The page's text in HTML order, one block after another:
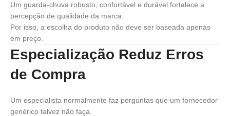
Um guarda-chuva robusto, confortável e durável fortalece a
percepção de qualidade da marca.
Por isso, a escolha do produto não deve ser baseada apenas
em preço.
Especialização Reduz Erros
de Compra
Um especialista normalmente faz perguntas que um fornecedor
genérico talvez não faça.